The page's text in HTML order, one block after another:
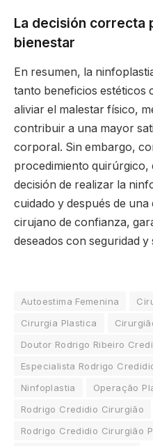
La decisión correcta
bienestar
En resumen, la
tanto beneficios estéticos
aliviar el malestar físico,
contribuir a una mayor
corporal. Sin embargo,
procedimiento quirúrgico,
decisión de realizar la
cuidado y después de
cirujano de confianza,
deseados con seguridad y
Autoestima Femenina
Cirurgia Plastica
Doutor Rodrigo Ribeiro
Especialista Rodrigo
Ninfoplastia
Operação
Rodrigo Credidio Cirurgião
Rodrigo Credidio Cirurgião